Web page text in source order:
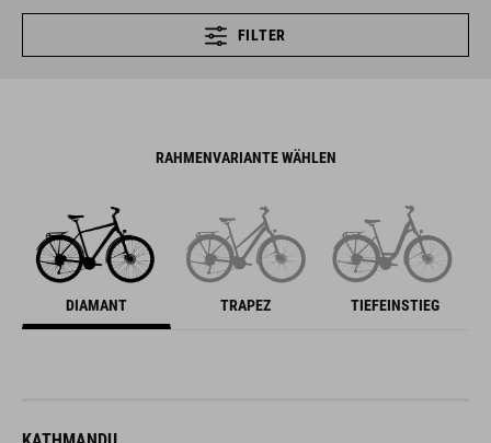
RAHMENVARIANTE WÄHLEN
DIAMANT TRAPEZ TIEFEINSTIEG
KATHMANDU